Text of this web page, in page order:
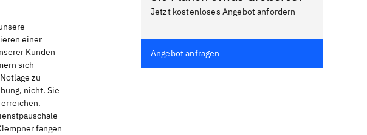
einer
Kunden
sich
zu
nicht. Sie
fangen
Jetzt kostenloses Angebot anfordern
Angebot anfragen